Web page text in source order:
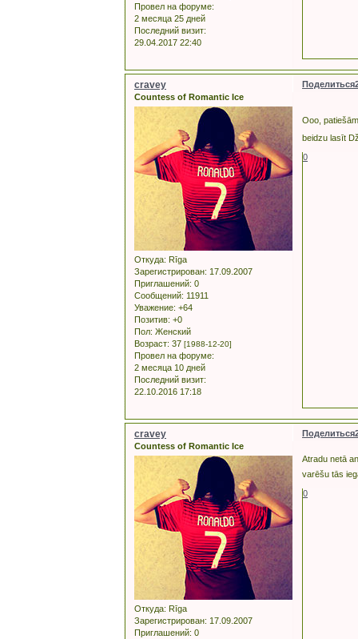
Провел на форуме:
2 месяца 25 дней
Последний визит:
29.04.2017 22:40
Поделиться
cravey
Countess of Romantic Ice
Откуда: Rīga
Зарегистрирован: 17.09.2007
Приглашений: 0
Сообщений: 11911
Уважение: +64
Позитив: +0
Пол: Женский
Возраст: 37 [1988-12-20]
Провел на форуме:
2 месяца 10 дней
Последний визит:
22.10.2016 17:18
Ooo,
beidzu lasīt
0
Поделиться
cravey
Countess of Romantic Ice
Откуда: Rīga
Зарегистрирован: 17.09.2007
Приглашений: 0
Atradu netā
varēšu tās
0